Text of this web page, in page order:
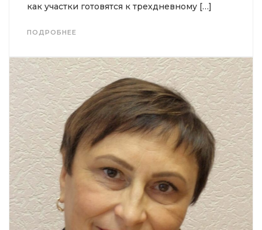
как участки готовятся к трехдневному […]
ПОДРОБНЕЕ